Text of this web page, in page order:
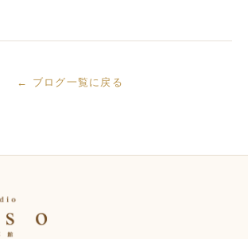
← ブログ一覧に戻る